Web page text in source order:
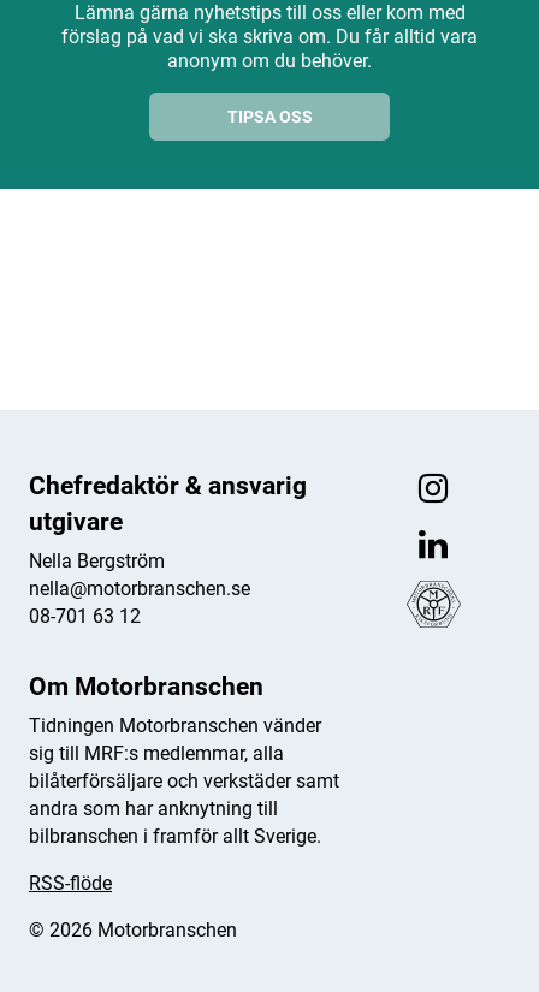
Lämna gärna nyhetstips till oss eller kom med
förslag på vad vi ska skriva om. Du får alltid vara
anonym om du behöver.
TIPSA OSS
Om Motorbranschen
Tidningen Motorbranschen vänder
sig till MRF:s medlemmar, alla
bilåterförsäljare och verkstäder samt
andra som har anknytning till
bilbranschen i framför allt Sverige.
RSS-flöde
© 2026 Motorbranschen
Chefredaktör & ansvarig
utgivare
Nella Bergström
nella@motorbranschen.se
08-701 63 12